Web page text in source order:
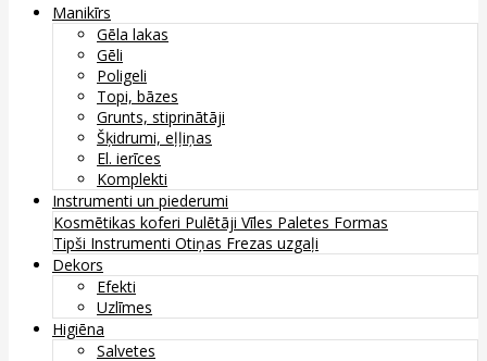
Manikīrs
Gēla lakas
Gēli
Poligeli
Topi, bāzes
Grunts, stiprinātāji
Šķidrumi, eļļiņas
El. ierīces
Komplekti
Instrumenti un piederumi
Kosmētikas koferi Pulētāji Vīles Paletes Formas
Tipši Instrumenti Otiņas Frezas uzgaļi
Dekors
Efekti
Uzlīmes
Higiēna
Salvetes